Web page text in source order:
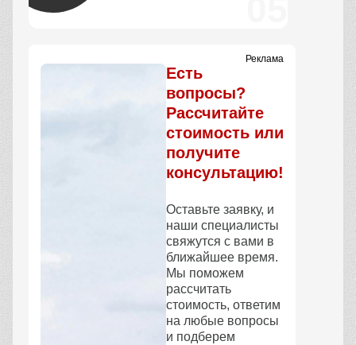
Реклама
Есть
вопросы?
Рассчитайте
стоимость или
получите
консультацию!
Оставьте заявку, и
наши специалисты
свяжутся с вами в
ближайшее время.
Мы поможем
рассчитать
стоимость, ответим
на любые вопросы
и подберем